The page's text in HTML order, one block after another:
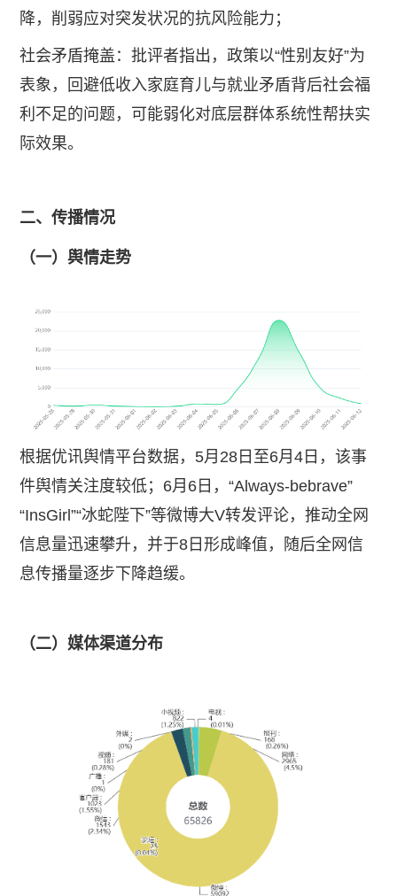
降，削弱应对突发状况的抗风险能力；
社会矛盾掩盖：批评者指出，政策以“性别友好”为
表象，回避低收入家庭育儿与就业矛盾背后社会福
利不足的问题，可能弱化对底层群体系统性帮扶实
际效果。
二、传播情况
（一）舆情走势
根据优讯舆情平台数据，5月28日至6月4日，该事
件舆情关注度较低；6月6日，“Always-bebrave”
“InsGirl”“冰蛇陛下”等微博大V转发评论，推动全网
信息量迅速攀升，并于8日形成峰值，随后全网信
息传播量逐步下降趋缓。
（二）媒体渠道分布